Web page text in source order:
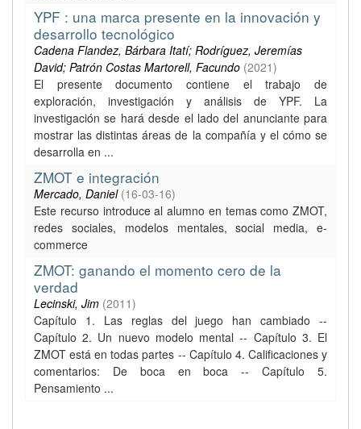
YPF : una marca presente en la innovación y
desarrollo tecnológico
Cadena Flandez, Bárbara Itatí; Rodríguez, Jeremías
David; Patrón Costas Martorell, Facundo (2021)
El presente documento contiene el trabajo de
exploración, investigación y análisis de YPF. La
investigación se hará desde el lado del anunciante para
mostrar las distintas áreas de la compañía y el cómo se
desarrolla en ...
ZMOT e integración
Mercado, Daniel (16-03-16)
Este recurso introduce al alumno en temas como ZMOT,
redes sociales, modelos mentales, social media, e-
commerce
ZMOT: ganando el momento cero de la
verdad
Lecinski, Jim (2011)
Capítulo 1. Las reglas del juego han cambiado --
Capítulo 2. Un nuevo modelo mental -- Capítulo 3. El
ZMOT está en todas partes -- Capítulo 4. Calificaciones y
comentarios: De boca en boca -- Capítulo 5.
Pensamiento ...